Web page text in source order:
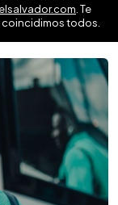
elsalvador.com . Te
todos.